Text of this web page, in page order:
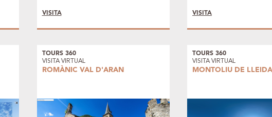
VISITA VISITA
TOURS 360
VISITA VIRTUAL
ROMÀNIC VAL D'ARAN
TOURS 360
VISITA VIRTUAL
MONTOLIU DE